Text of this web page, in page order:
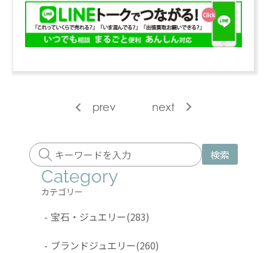
prev next
検索
Category
カテゴリー
- 宝石・ジュエリー(283)
- ブランドジュエリー(260)